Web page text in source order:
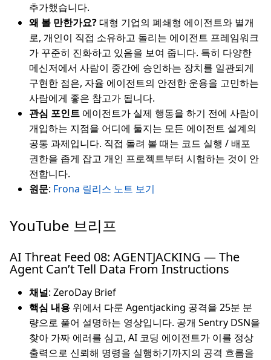
추가했습니다.
왜 볼 만한가요?대형 기업의 폐쇄형 에이전트와 별개
로, 개인이 직접 소유하고 돌리는 에이전트 프레임워크
가 꾸준히 진화하고 있음을 보여 줍니다. 특히 다양한
메신저에서 사람이 중간에 승인하는 장치를 일관되게
구현한 점은, 자율 에이전트의 안전한 운용을 고민하는
사람에게 좋은 참고가 됩니다.
관심 포인트 에이전트가 실제 행동을 하기 전에 사람이
개입하는 지점을 어디에 둘지는 모든 에이전트 설계의
공통 과제입니다. 직접 돌려 볼 때는 코드 실행 / 배포
권한을 좁게 잡고 개인 프로젝트부터 시험하는 것이 안
전합니다.
원문: Frona 릴리스 노트 보기
YouTube 브리프
AI Threat Feed 08: AGENTJACKING — The
Agent Can’t Tell Data From Instructions
채널: ZeroDay Brief
핵심 내용 위에서 다룬 Agentjacking 공격을 25분 분
량으로 풀어 설명하는 영상입니다. 공개 Sentry DSN을
찾아 가짜 에러를 심고, AI 코딩 에이전트가 이를 정상
출력으로 신뢰해 명령을 실행하기까지의 공격 흐름을